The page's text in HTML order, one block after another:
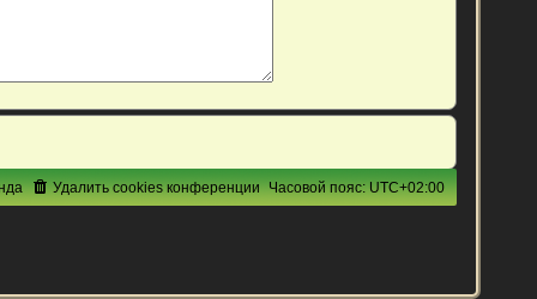
Часовой пояс:UTC+02:00
Удалить cookies конференции